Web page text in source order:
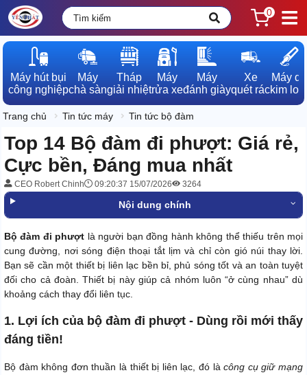
0
Máy hút bụi
công nghiệp
Máy
chà sàn
Tháp
giải nhiệt
Máy
rửa xe
Máy
đánh giày
Xe
quét rác
Máy dò
kim loại
Trang chủ Tin tức máy Tin tức bộ đàm
Top 14 Bộ đàm đi phượt: Giá rẻ,
Cực bền, Đáng mua nhất
CEO Robert Chinh 09:20:37 15/07/2026 3264
Nội dung chính
Bộ đàm đi phượt là người bạn đồng hành không thể thiếu trên mọi
cung đường, nơi sóng điện thoại tắt lịm và chỉ còn gió núi thay lời.
Bạn sẽ cần một thiết bị liên lạc bền bỉ, phủ sóng tốt và an toàn tuyệt
đối cho cả đoàn. Thiết bị này giúp cả nhóm luôn “ở cùng nhau” dù
khoảng cách thay đổi liên tục.
1. Lợi ích của bộ đàm đi phượt - Dùng rồi mới thấy
đáng tiền!
Bộ đàm không đơn thuần là thiết bị liên lạc, đó làcông cụ giữ mạng